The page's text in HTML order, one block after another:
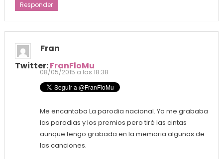
Responder
Fran
Twitter:FranFloMu
08/05/2015 a las 18:38
Me encantaba La parodia nacional. Yo me grababa
las parodias y los premios pero tiré las cintas
aunque tengo grabada en la memoria algunas de
las canciones.